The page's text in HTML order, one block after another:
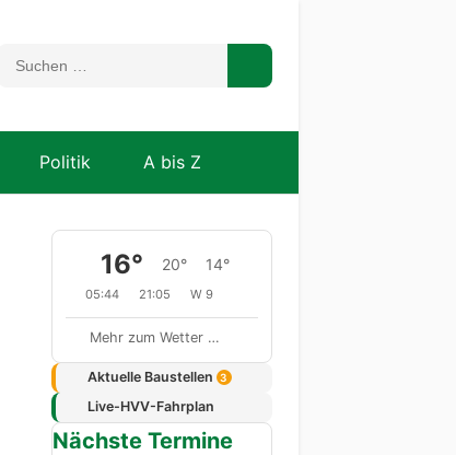
Politik A bis Z
16° 20° 14°
05:44 21:05 W 9
Mehr zum Wetter …
Aktuelle Baustellen 3
Live-HVV-Fahrplan
Nächste Termine